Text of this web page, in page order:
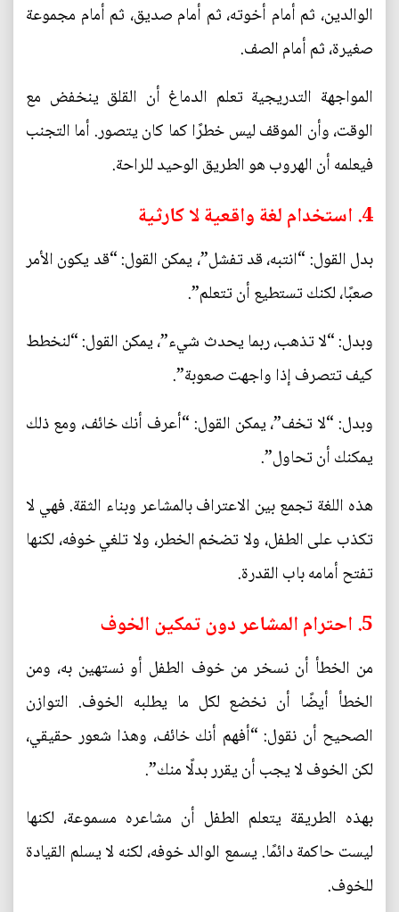
الوالدين، ثم أمام أخوته، ثم أمام صديق، ثم أمام مجموعة
صغيرة، ثم أمام الصف.
المواجهة التدريجية تعلم الدماغ أن القلق ينخفض مع
الوقت، وأن الموقف ليس خطرًا كما كان يتصور. أما التجنب
فيعلمه أن الهروب هو الطريق الوحيد للراحة.
4. استخدام لغة واقعية لا كارثية
بدل القول: “انتبه، قد تفشل”، يمكن القول: “قد يكون الأمر
صعبًا، لكنك تستطيع أن تتعلم”.
وبدل: “لا تذهب، ربما يحدث شيء”، يمكن القول: “لنخطط
كيف تتصرف إذا واجهت صعوبة”.
وبدل: “لا تخف”، يمكن القول: “أعرف أنك خائف، ومع ذلك
يمكنك أن تحاول”.
هذه اللغة تجمع بين الاعتراف بالمشاعر وبناء الثقة. فهي لا
تكذب على الطفل، ولا تضخم الخطر، ولا تلغي خوفه، لكنها
تفتح أمامه باب القدرة.
5. احترام المشاعر دون تمكين الخوف
من الخطأ أن نسخر من خوف الطفل أو نستهين به، ومن
الخطأ أيضًا أن نخضع لكل ما يطلبه الخوف. التوازن
الصحيح أن نقول: “أفهم أنك خائف، وهذا شعور حقيقي،
لكن الخوف لا يجب أن يقرر بدلًا منك”.
بهذه الطريقة يتعلم الطفل أن مشاعره مسموعة، لكنها
ليست حاكمة دائمًا. يسمع الوالد خوفه، لكنه لا يسلم القيادة
للخوف.